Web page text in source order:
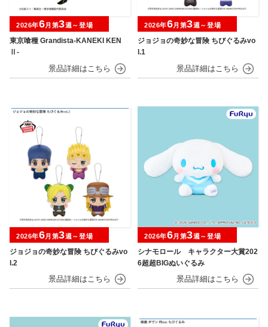
東京喰種 Grandista-KANEKI KEN
Ⅱ-
2026年6月第3週～登場
ジョジョの奇妙な冒険 ちびぐるみvo
l.1
2026年6月第3週～登場
ジョジョの奇妙な冒険 ちびぐるみvo
l.2
2026年6月第3週～登場
シナモロール キャラクター大賞202
6超超BIGぬいぐるみ
2026年6月第3週～登場